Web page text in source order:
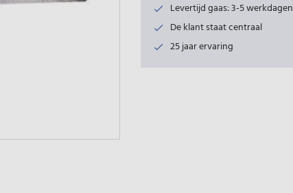
Levertijd gaas: 3-5 werkdagen
De klant staat centraal
25 jaar ervaring